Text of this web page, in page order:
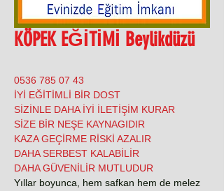
KÖPEK EĞİTİMİ Beylikdüzü
0536 785 07 43
İYİ EĞİTİMLİ BİR DOST
SİZİNLE DAHA İYİ İLETİŞİM KURAR
SİZE BİR NEŞE KAYNAGIDIR
KAZA GEÇİRME RİSKİ AZALIR
DAHA SERBEST KALABİLİR
DAHA GÜVENİLİR MUTLUDUR
Yıllar boyunca, hem safkan hem de melez